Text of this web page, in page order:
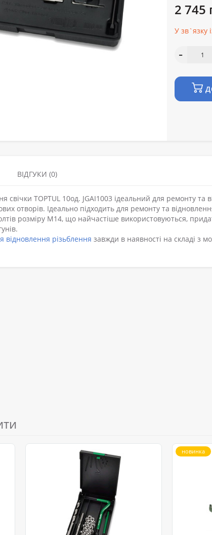
2 745
У зв`язку
ВІДГУКИ (0)
свічки TOPTUL 10од. JGAI1003 ідеальний для ремонту та
отворів. Ідеально підходить для ремонту та
розміру М14, що найчастіше використовуються,
відновлення різьблення завжди в наявності на складі з
новинка